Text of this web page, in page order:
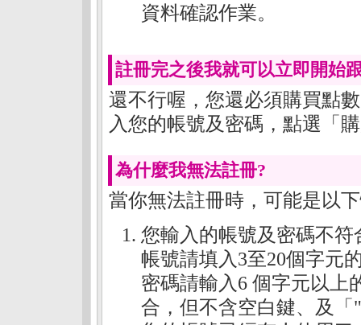
資料確認作業。
註冊完之後我就可以立即開始
還不行喔，您還必須購買點
入您的帳號及密碼，點選「
為什麼我無法註冊?
當你無法註冊時，可能是以
您輸入的帳號及密碼不符
帳號請填入3至20個字元
密碼請輸入6 個字元以上
合，但不含空白鍵、及「